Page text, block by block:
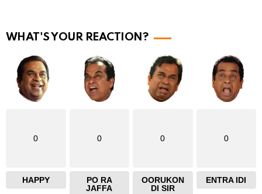
e
WHAT'S YOUR REACTION?
0
HAPPY
0
PO RA
JAFFA
0
OORUKON
DI SIR
0
ENTRA IDI